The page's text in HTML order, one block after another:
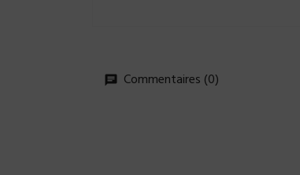
Commentaires (0)